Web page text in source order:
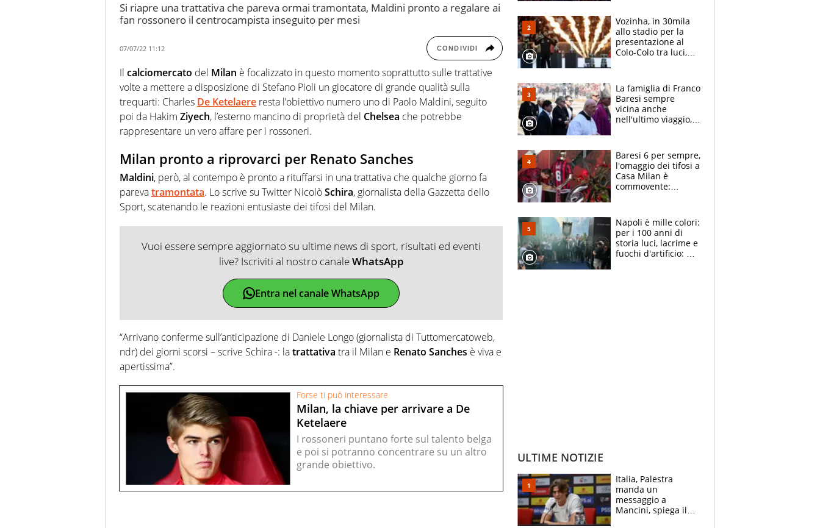
Si riapre una trattativa che pareva ormai tramontata, Maldini pronto a regalare ai
fan rossonero il centrocampista inseguito per mesi
07/07/22 11:12 CONDIVIDI
Il calciomercato del Milan è focalizzato in questo momento soprattutto sulle trattative
volte a mettere a disposizione di Stefano Pioli un giocatore di grande qualità sulla
trequarti: Charles De Ketelaere resta l’obiettivo numero uno di Paolo Maldini, seguito
poi da Hakim Ziyech, l’esterno mancino di proprietà del Chelsea che potrebbe
rappresentare un vero affare per i rossoneri.
Milan pronto a riprovarci per Renato Sanches
Maldini, però, al contempo è pronto a rituffarsi in una trattativa che qualche giorno fa
parevatramontata. Lo scrive su Twitter NicolòSchira, giornalista della Gazzetta dello
Sport, scatenando le reazioni entusiaste dei tifosi del Milan.
Vuoi essere sempre aggiornato su ultime news di sport, risultati ed eventi
live? Iscriviti al nostro canaleWhatsApp
Entra nel canale WhatsApp
“Arrivano conferme sull’anticipazione di Daniele Longo (giornalista di Tuttomercatoweb,
ndr) dei giorni scorsi – scrive Schira -: latrattativa tra il Milan e Renato Sanches è viva e
apertissima”.
Forse ti può interessare
Milan, la chiave per arrivare a De
Ketelaere
I rossoneri puntano forte sul talento belga
e poi si potranno concentrare su un altro
grande obiettivo.
Vozinha, in 30mila
allo stadio per la
presentazione al
Colo-Colo tra luci,
La famiglia di Franco
Baresi sempre
vicina anche
nell'ultimo viaggio,
circondati
dall'affetto dei tifosi
Baresi 6 per sempre,
l'omaggio dei tifosi a
Casa Milan è
commovente:
bigliettini
Napoli è mille colori:
per i 100 anni di
storia luci, lacrime e
fuochi d'artificio: De
ULTIME NOTIZIE
Italia, Palestra
manda un
messaggio a
Mancini, spiega il